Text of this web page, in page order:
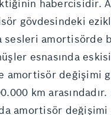
habercisidir.
gövdesindeki
sesleri amortisörde
esnasında
amortisör
km arasındadır.
amortisör değişimi